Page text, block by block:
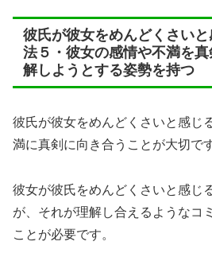
彼氏が彼女をめんどくさい
法５・彼女の感情や不満を
解しようとする姿勢を持つ
彼氏が彼女をめんどくさいと感じ
満に真剣に向き合うことが大切です
彼女が彼氏をめんどくさいと感じ
が、それが理解し合えるようなコ
ことが必要です。